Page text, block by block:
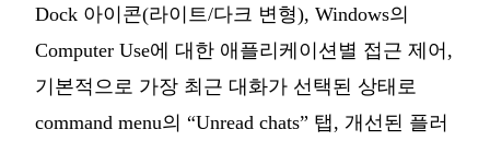
Dock 아이콘(라이트/다크 변형), Windows의
Computer Use에 대한 애플리케이션별 접근 제어,
기본적으로 가장 최근 대화가 선택된 상태로
command menu의 “Unread chats” 탭, 개선된 플러